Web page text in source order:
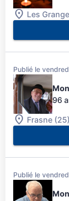
Les
Publié le
96
Frasne (25)
Publié le